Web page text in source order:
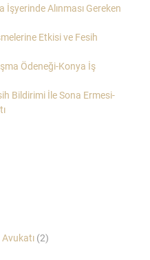
İşyerinde Alınması Gereken
Etkisi ve Fesih
Ödeneği-Konya İş
Bildirimi İle Sona Ermesi-
(2)